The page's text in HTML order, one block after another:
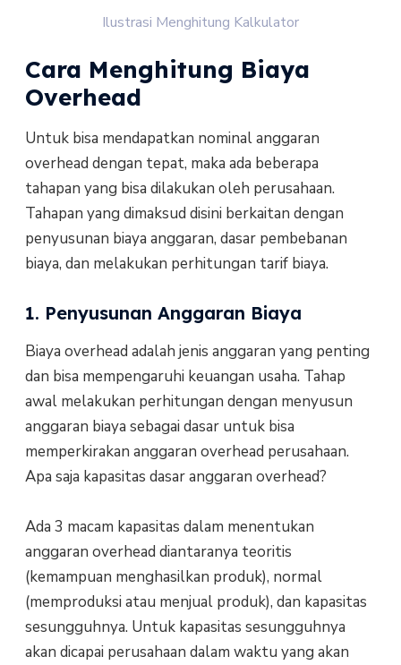
Ilustrasi Menghitung Kalkulator
Cara Menghitung Biaya
Overhead
Untuk bisa mendapatkan nominal anggaran
overhead dengan tepat, maka ada beberapa
tahapan yang bisa dilakukan oleh perusahaan.
Tahapan yang dimaksud disini berkaitan dengan
penyusunan biaya anggaran, dasar pembebanan
biaya, dan melakukan perhitungan tarif biaya.
1. Penyusunan Anggaran Biaya
Biaya overhead adalah jenis anggaran yang penting
dan bisa mempengaruhi keuangan usaha. Tahap
awal melakukan perhitungan dengan menyusun
anggaran biaya sebagai dasar untuk bisa
memperkirakan anggaran overhead perusahaan.
Apa saja kapasitas dasar anggaran overhead?
Ada 3 macam kapasitas dalam menentukan
anggaran overhead diantaranya teoritis
(kemampuan menghasilkan produk), normal
(memproduksi atau menjual produk), dan kapasitas
sesungguhnya. Untuk kapasitas sesungguhnya
akan dicapai perusahaan dalam waktu yang akan